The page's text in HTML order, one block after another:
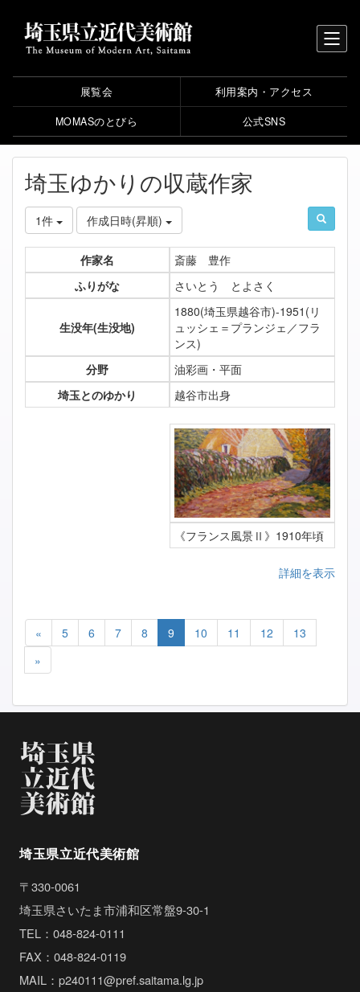
展覧会 利用案内・アクセス
MOMASのとびら 公式SNS
埼玉ゆかりの収蔵作家
1件 作成日時(昇順)
作家名
斎藤 豊作
ふりがな
さいとう とよさく
生没年(生没地)
1880(埼玉県越谷市)-1951(リ
ュッシェ＝プランジェ／フラ
ンス)
分野
油彩画・平面
埼玉とのゆかり
越谷市出身
《フランス風景Ⅱ》1910年頃
詳細を表示
« 5 6 7 8 9 10 11 12
13
»
埼玉県立近代美術館
〒330-0061
埼玉県さいたま市浦和区常盤9-30-1
TEL：048-824-0111
FAX：048-824-0119
MAIL：p240111@pref.saitama.lg.jp